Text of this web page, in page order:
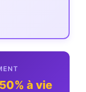
à vie